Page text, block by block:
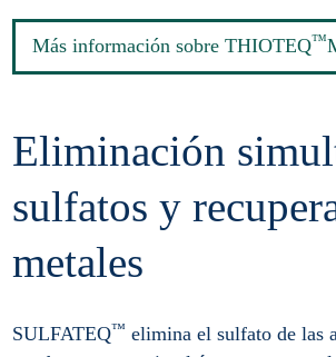
Más información sobre THIOTEQ™
Eliminación
sulfatos y
metales
SULFATEQ™ elimina el sulfato de las